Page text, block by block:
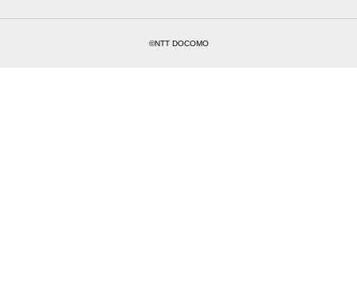
©NTT DOCOMO